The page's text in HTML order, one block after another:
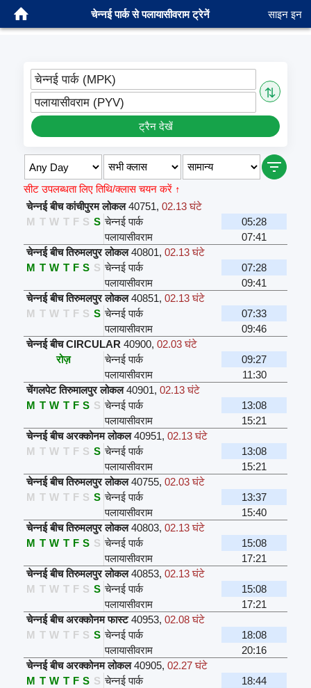
चेन्नई पार्क से पलायासीवराम ट्रेनें साइन इन
चेन्नई पार्क (MPK)
⇅
पलायासीवराम (PYV)
ट्रैन देखें
सीट उपलब्धता लिए तिथि/क्लास चयन करें ↑
चेन्नई बीच कांचीपुरम लोकल 40751,02.13 घंटे
M T W T F S S चेन्नई पार्क
05:28
पलायासीवराम
07:41
चेन्नई बीच तिरुमलपुर लोकल 40801,02.13 घंटे
M T W T F S S चेन्नई पार्क
07:28
पलायासीवराम
09:41
चेन्नई बीच तिरुमलपुर लोकल 40851,02.13 घंटे
M T W T F S S चेन्नई पार्क
07:33
पलायासीवराम
09:46
चेन्नई बीच CIRCULAR 40900,02.03 घंटे
रोज़
चेन्नई पार्क
09:27
पलायासीवराम
11:30
चेंगलपेट तिरुमालपुर लोकल 40901,02.13 घंटे
M T W T F S S चेन्नई पार्क
13:08
पलायासीवराम
15:21
चेन्नई बीच अरक्कोनम लोकल 40951,02.13 घंटे
M T W T F S S चेन्नई पार्क
13:08
पलायासीवराम
15:21
चेन्नई बीच तिरुमलपुर लोकल 40755,02.03 घंटे
M T W T F S S चेन्नई पार्क
13:37
पलायासीवराम
15:40
चेन्नई बीच तिरुमलपुर लोकल 40803,02.13 घंटे
M T W T F S S चेन्नई पार्क
15:08
पलायासीवराम
17:21
चेन्नई बीच तिरुमलपुर लोकल 40853,02.13 घंटे
M T W T F S S चेन्नई पार्क
15:08
पलायासीवराम
17:21
चेन्नई बीच अरक्कोनम फास्ट 40953,02.08 घंटे
M T W T F S S चेन्नई पार्क
18:08
पलायासीवराम
20:16
चेन्नई बीच अरक्कोनम लोकल 40905,02.27 घंटे
M T W T F S S चेन्नई पार्क
18:44